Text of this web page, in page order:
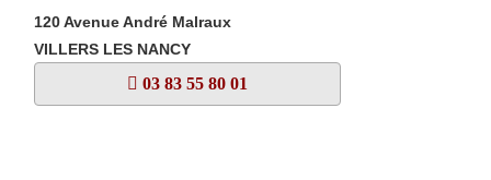
120 Avenue André Malraux
VILLERS LES NANCY
03 83 55 80 01